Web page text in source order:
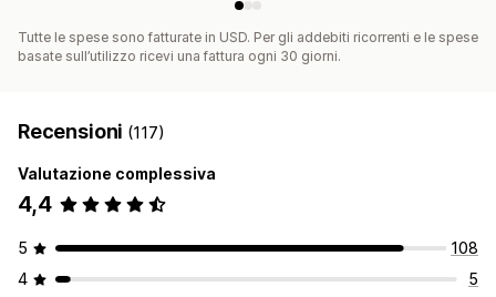
Tutte le spese sono fatturate in USD. Per gli addebiti ricorrenti e le spese
basate sull’utilizzo ricevi una fattura ogni 30 giorni.
Recensioni (117)
Valutazione complessiva
4,4
5
108
4
5